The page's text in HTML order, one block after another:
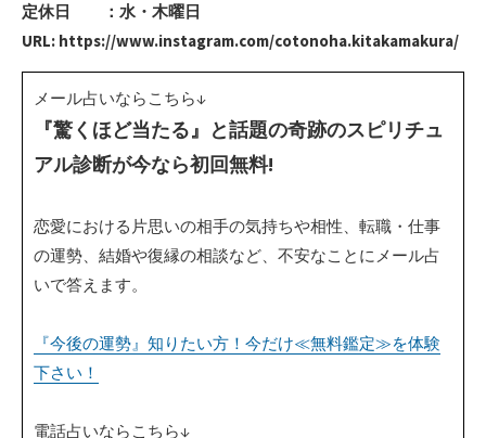
定休日 ：水・木曜日
URL: https://www.instagram.com/cotonoha.kitakamakura/
メール占いならこちら↓
『驚くほど当たる』と話題の奇跡のスピリチュ
アル診断が今なら初回無料!
恋愛における片思いの相手の気持ちや相性、転職・仕事
の運勢、結婚や復縁の相談など、不安なことにメール占
いで答えます。
『今後の運勢』知りたい方！今だけ≪無料鑑定≫を体験
下さい！
電話占いならこちら↓